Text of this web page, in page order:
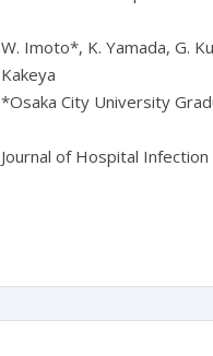
W. Imoto*, K. Yamada, G.
Kakeya
*Osaka City University
Journal of Hospital